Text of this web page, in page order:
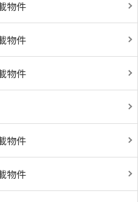
物件
物件
物件
物件
物件